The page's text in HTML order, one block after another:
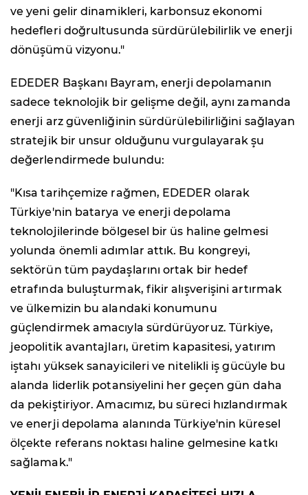
ve yeni gelir dinamikleri, karbonsuz ekonomi
hedefleri doğrultusunda sürdürülebilirlik ve enerji
dönüşümü vizyonu."
EDEDER Başkanı Bayram, enerji depolamanın
sadece teknolojik bir gelişme değil, aynı zamanda
enerji arz güvenliğinin sürdürülebilirliğini sağlayan
stratejik bir unsur olduğunu vurgulayarak şu
değerlendirmede bulundu:
"Kısa tarihçemize rağmen, EDEDER olarak
Türkiye'nin batarya ve enerji depolama
teknolojilerinde bölgesel bir üs haline gelmesi
yolunda önemli adımlar attık. Bu kongreyi,
sektörün tüm paydaşlarını ortak bir hedef
etrafında buluşturmak, fikir alışverişini artırmak
ve ülkemizin bu alandaki konumunu
güçlendirmek amacıyla sürdürüyoruz. Türkiye,
jeopolitik avantajları, üretim kapasitesi, yatırım
iştahı yüksek sanayicileri ve nitelikli iş gücüyle bu
alanda liderlik potansiyelini her geçen gün daha
da pekiştiriyor. Amacımız, bu süreci hızlandırmak
ve enerji depolama alanında Türkiye'nin küresel
ölçekte referans noktası haline gelmesine katkı
sağlamak."